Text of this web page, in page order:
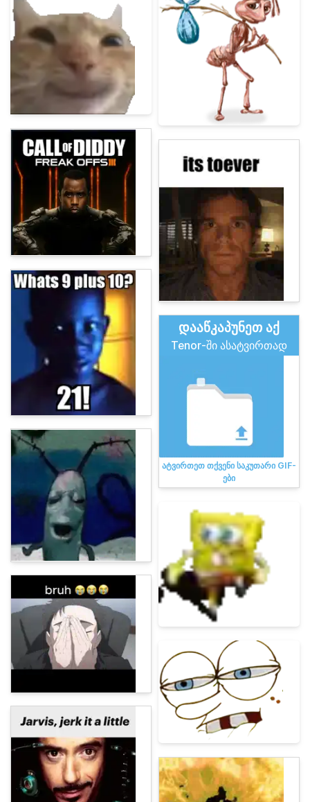
დააწკაპუნეთ აქ
Tenor-ში ასატვირთად
ატვირთეთ თქვენი საკუთარი GIF-
ები